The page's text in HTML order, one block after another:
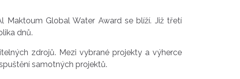
Maktoum Global Water Award se blíží. Již třetí
dnů.
zdrojů. Mezi vybrané projekty a výherce
samotných projektů.